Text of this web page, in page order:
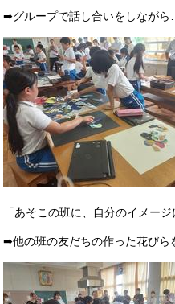
➡グループで話し合いをしながら
「あそこの班に、自分のイメー
➡他の班の友だちの作った花びら